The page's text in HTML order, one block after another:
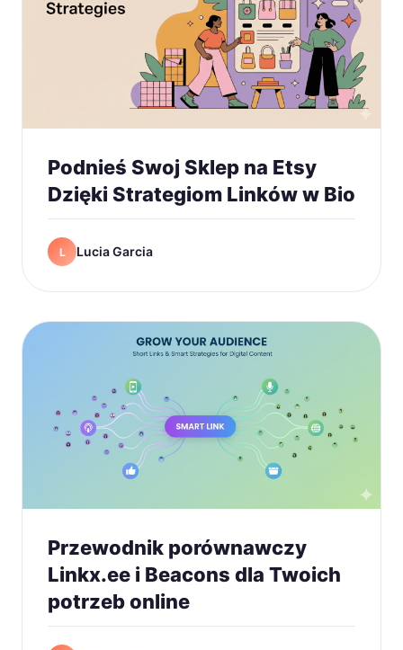
Podnieś Swoj Sklep na Etsy
Dzięki Strategiom Linków w Bio
L Lucia Garcia
Przewodnik porównawczy
Linkx.ee i Beacons dla Twoich
potrzeb online